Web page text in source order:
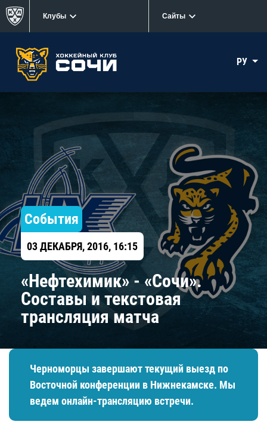
Клубы Сайты
РУ
События
03 ДЕКАБРЯ, 2016, 16:15
«Нефтехимик» - «Сочи».
Составы и текстовая
трансляция матча
Черноморцы завершают текущий выезд по
Восточной конференции в Нижнекамске. Мы
ведем онлайн-трансляцию встречи.